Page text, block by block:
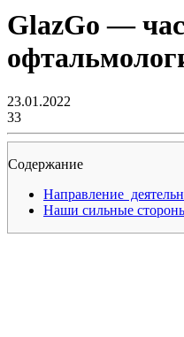
GlazGo —
23.01.2022
33
Содержание
Направление
Наши сильные